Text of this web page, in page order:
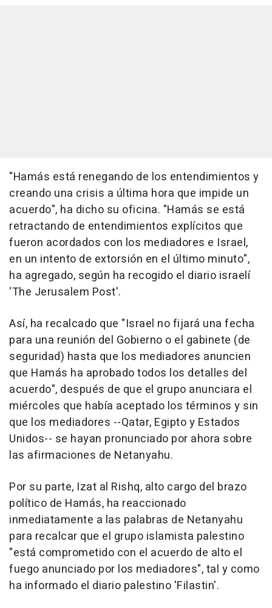
"Hamás está renegando de los entendimientos y
creando una crisis a última hora que impide un
acuerdo", ha dicho su oficina. "Hamás se está
retractando de entendimientos explícitos que
fueron acordados con los mediadores e Israel,
en un intento de extorsión en el último minuto",
ha agregado, según ha recogido el diario israelí
'The Jerusalem Post'.
Así, ha recalcado que "Israel no fijará una fecha
para una reunión del Gobierno o el gabinete (de
seguridad) hasta que los mediadores anuncien
que Hamás ha aprobado todos los detalles del
acuerdo", después de que el grupo anunciara el
miércoles que había aceptado los términos y sin
que los mediadores --Qatar, Egipto y Estados
Unidos-- se hayan pronunciado por ahora sobre
las afirmaciones de Netanyahu.
Por su parte, Izat al Rishq, alto cargo del brazo
político de Hamás, ha reaccionado
inmediatamente a las palabras de Netanyahu
para recalcar que el grupo islamista palestino
"está comprometido con el acuerdo de alto el
fuego anunciado por los mediadores", tal y como
ha informado el diario palestino 'Filastin'.